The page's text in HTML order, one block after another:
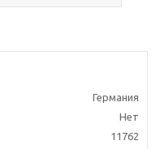
Германия
Нет
11762